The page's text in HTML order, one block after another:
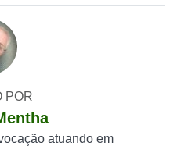
POR
atuando em